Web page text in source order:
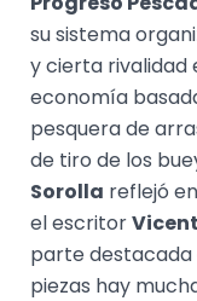
su sistema
y cierta rivalidad
economía
pesquera de
de tiro de los
Sorolla reflejó
el escritor
parte destacada
piezas hay